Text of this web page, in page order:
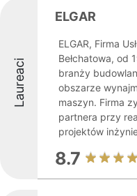
Laureaci
ELGAR
ELGAR, Firma
Bełchatowa, od
branży
obszarze
maszyn. Firma
partnera przy
projektów
8.7